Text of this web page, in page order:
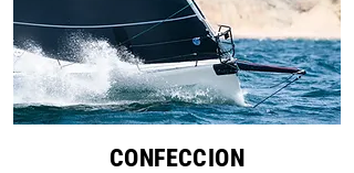
CONFECCION